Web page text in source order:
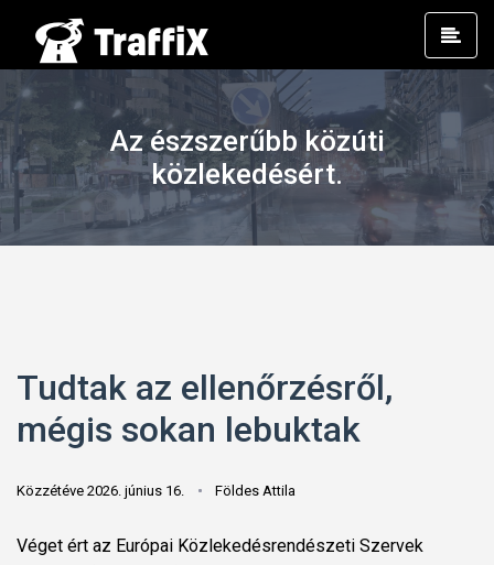
Az észszerűbb közúti
közlekedésért.
Tudtak az ellenőrzésről,
mégis sokan lebuktak
Közzétéve 2026. június 16. Földes Attila
Véget ért az Európai Közlekedésrendészeti Szervek